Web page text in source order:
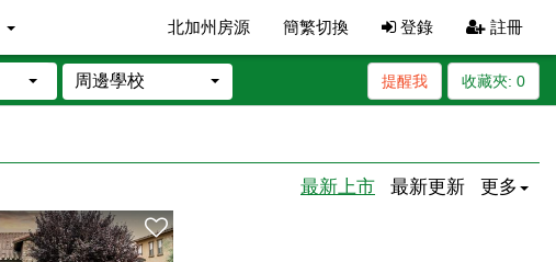
北加州房源 簡繁切換 登錄 註冊
周邊學校 收藏夾: 0
提醒我
最新上市 最新更新 更多